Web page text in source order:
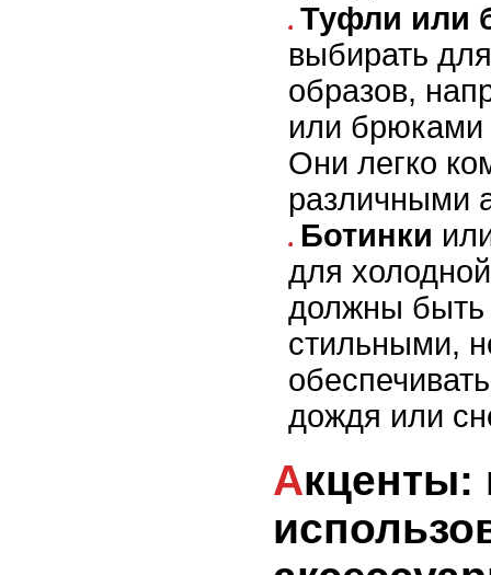
Туфли или
выбирать
образов,
или брюками
Они легко
различными
Ботинки
для
должны быть
стильными,
дождя или
Акценты: как